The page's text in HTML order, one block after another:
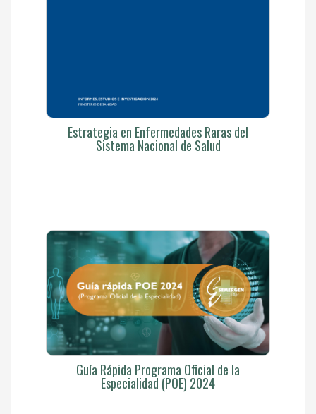
Estrategia en Enfermedades Raras del
Sistema Nacional de Salud
Guía Rápida Programa Oficial de la
Especialidad (POE) 2024